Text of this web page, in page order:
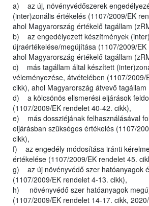
a) az új, növényvédőszerek
(inter)zonális értékelés (1107/2009/EK
ahol Magyarország értékelő tagállam
b) az engedélyezett készítmények
újraértékelése/megújítása (1107/2009/
ahol Magyarország értékelő tagállam
c) más tagállam által készített
véleményezése, átvételében (1107/2009/
cikk), ahol Magyarország átvevő tagállam
d) a kölcsönös elismerési eljárások
(1107/2009/EK rendelet 40-42. cikk),
e) más dossziéjának felhasználásával
eljárásban szükséges értékelés (1107/
cikk),
f) az engedély módosítása iránti
értékelése (1107/2009/EK rendelet 45.
g) az új növényvédő szer hatóanyagok
(1107/2009/EK rendelet 4-13. cikk),
h) növényvédő szer hatóanyagok
(1107/2009/EK rendelet 14-17. cikk,